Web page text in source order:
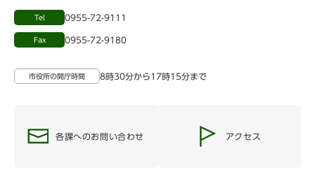
Tel 0955-72-9111
Fax 0955-72-9180
市役所の開庁時間 8時30分から17時15分まで
各課へのお問い合わせ アクセス